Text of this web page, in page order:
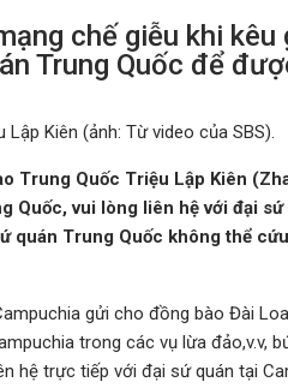
chế giễu khi
Trung Quốc để
Kiên (ảnh: Từ video của SBS).
Trung Quốc Triệu Lập Kiên
Quốc, vui lòng liên hệ với đại
quán Trung Quốc không thể
gửi cho đồng bào Đài
trong các vụ lừa đảo,v.v,
hệ trực tiếp với đại sứ quán tại